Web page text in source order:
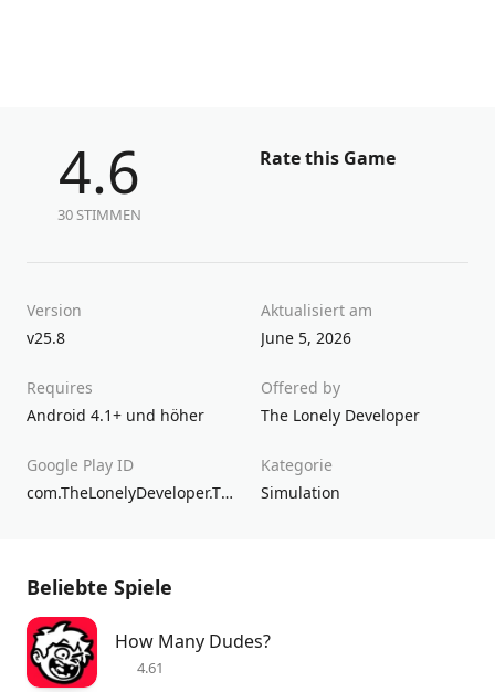
4.6
30 STIMMEN
Rate this Game
Version
v25.8
Aktualisiert am
June 5, 2026
Requires
Android 4.1+ und höher
Offered by
The Lonely Developer
Google Play ID
com.TheLonelyDeveloper.TheLonelyHacker
Kategorie
Simulation
Beliebte Spiele
How Many Dudes?
4.61